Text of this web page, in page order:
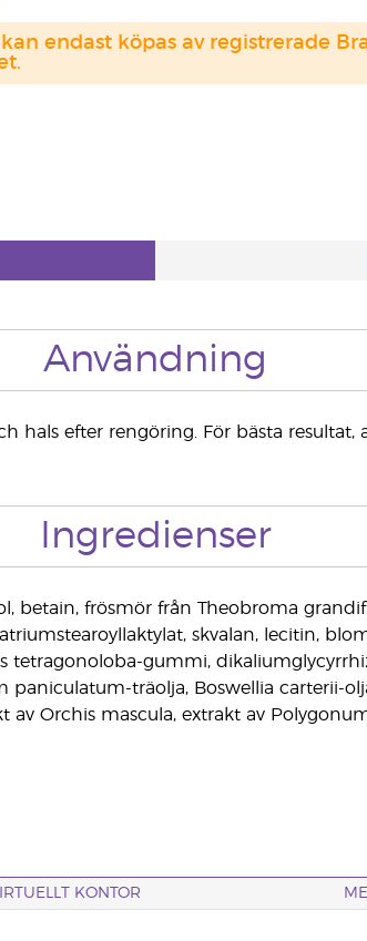
endast köpas av registrerade
Användning
hals efter rengöring. För bästa
Ingredienser
betain, frösmör från Theobroma
skvalan, lecitin,
tetragonoloba-gummi,
träolja, Boswellia carterii-
av Orchis mascula, extrakt av
KONTOR